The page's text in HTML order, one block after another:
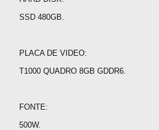
SSD 480GB.
PLACA DE VIDEO:
T1000 QUADRO 8GB GDDR6.
FONTE:
500W.